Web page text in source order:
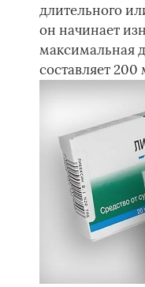
длительного
он начинает
максимальная
составляет